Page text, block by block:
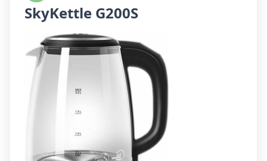
SkyKettle G200S